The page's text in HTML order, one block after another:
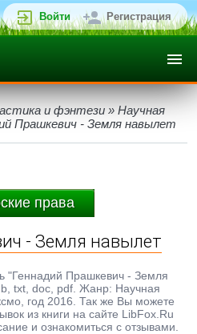
Войти Регистрация
и фэнтези » Научная
Прашкевич - Земля навылет
права
- Земля навылет
"Геннадий Прашкевич - Земля
txt, doc, pdf. Жанр: Научная
год 2016. Так же Вы можете
из книги на сайте LibFox.Ru
и ознакомиться с отзывами.